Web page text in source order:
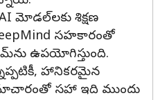
శిక్షణ
సహకారంతో
ఉపయోగిస్తుంది.
హానికరమైన
సహా ఇది ముందు